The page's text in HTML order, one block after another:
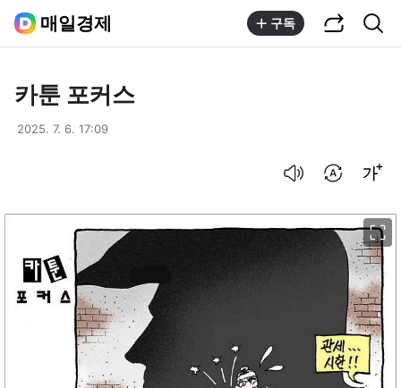
매일경제 구독
카툰 포커스
2025. 7. 6. 17:09